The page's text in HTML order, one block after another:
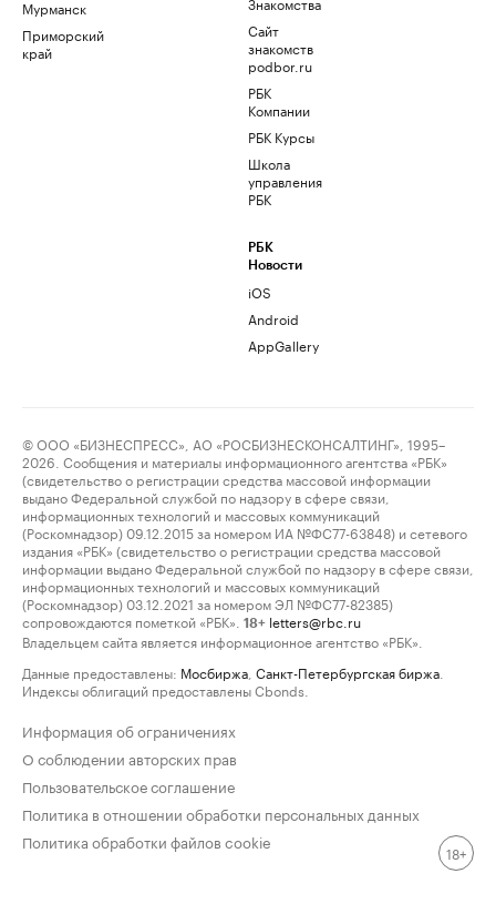
Мурманск
Приморский
край
Сайт
знакомств
podbor.ru
РБК
Компании
РБК Курсы
Школа
управления
РБК
РБК
Новости
iOS
Android
AppGallery
© ООО «БИЗНЕСПРЕСС», АО «РОСБИЗНЕСКОНСАЛТИНГ», 1995–
2026. Сообщения и материалы информационного агентства «РБК»
(свидетельство о регистрации средства массовой информации
выдано Федеральной службой по надзору в сфере связи,
информационных технологий и массовых коммуникаций
(Роскомнадзор) 09.12.2015 за номером ИА №ФС77-63848) и сетевого
издания «РБК» (свидетельство о регистрации средства массовой
информации выдано Федеральной службой по надзору в сфере связи,
информационных технологий и массовых коммуникаций
(Роскомнадзор) 03.12.2021 за номером ЭЛ №ФС77-82385)
сопровождаются пометкой «РБК».
18+ letters@rbc.ru
Владельцем сайта является информационное агентство «РБК».
Данные предоставлены: Мосбиржа Санкт-Петербургская биржа
Индексы облигаций предоставлены Cbonds.
Информация об ограничениях
О соблюдении авторских прав
Пользовательское соглашение
Политика в отношении обработки персональных данных
Политика обработки файлов cookie
18+